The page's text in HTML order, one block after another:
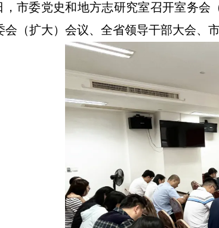
市委党史和地方志研究室召开室务会
会（扩大）会议、全省领导干部大会、